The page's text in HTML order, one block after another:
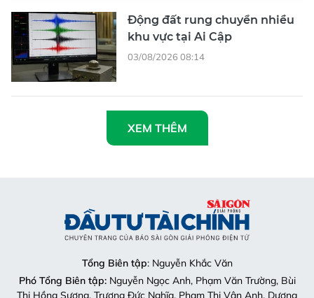
Động đất rung chuyển nhiều
khu vực tại Ai Cập
03/08/2026 08:14
XEM THÊM
Tổng Biên tập: Nguyễn Khắc Văn
Phó Tổng Biên tập:Nguyễn Ngọc Anh, Phạm Văn Trường, Bùi
Thị Hồng Sương, Trương Đức Nghĩa, Phạm Thị Vân Anh, Dương